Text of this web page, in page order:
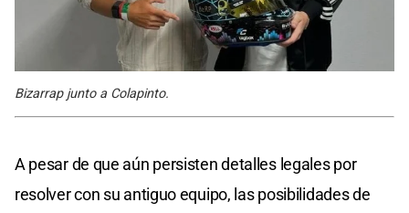
Bizarrap junto a Colapinto.
A pesar de que aún persisten detalles legales por
resolver con su antiguo equipo, las posibilidades de